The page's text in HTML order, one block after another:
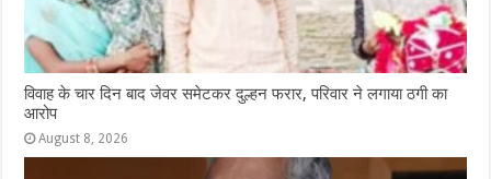
विवाह के चार दिन बाद जेवर समेटकर दुल्हन फरार, परिवार ने लगाया ठगी का
आरोप
August 8, 2026